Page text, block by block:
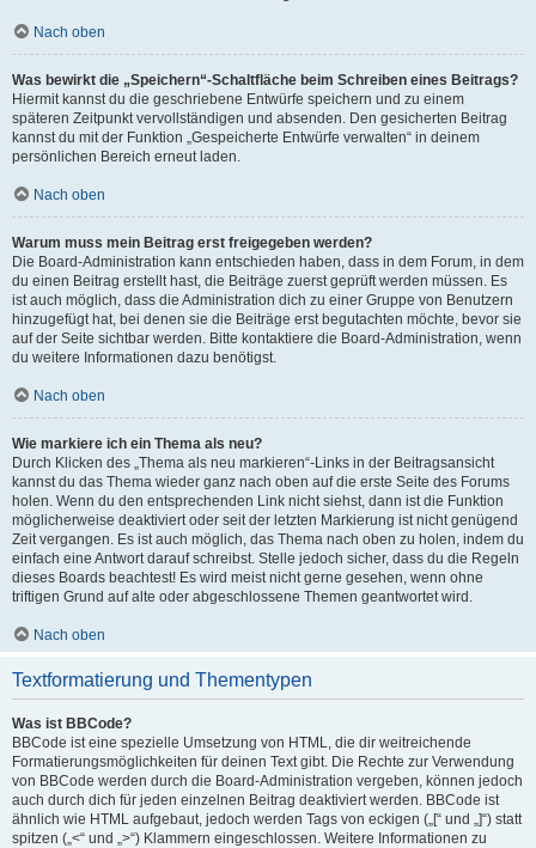
Nach oben
Was bewirkt die „Speichern“-Schaltfläche beim Schreiben eines Beitrags?
Hiermit kannst du die geschriebene Entwürfe speichern und zu einem
späteren Zeitpunkt vervollständigen und absenden. Den gesicherten Beitrag
kannst du mit der Funktion „Gespeicherte Entwürfe verwalten“ in deinem
persönlichen Bereich erneut laden.
Nach oben
Warum muss mein Beitrag erst freigegeben werden?
Die Board-Administration kann entschieden haben, dass in dem Forum, in dem
du einen Beitrag erstellt hast, die Beiträge zuerst geprüft werden müssen. Es
ist auch möglich, dass die Administration dich zu einer Gruppe von Benutzern
hinzugefügt hat, bei denen sie die Beiträge erst begutachten möchte, bevor sie
auf der Seite sichtbar werden. Bitte kontaktiere die Board-Administration, wenn
du weitere Informationen dazu benötigst.
Nach oben
Wie markiere ich ein Thema als neu?
Durch Klicken des „Thema als neu markieren“-Links in der Beitragsansicht
kannst du das Thema wieder ganz nach oben auf die erste Seite des Forums
holen. Wenn du den entsprechenden Link nicht siehst, dann ist die Funktion
möglicherweise deaktiviert oder seit der letzten Markierung ist nicht genügend
Zeit vergangen. Es ist auch möglich, das Thema nach oben zu holen, indem du
einfach eine Antwort darauf schreibst. Stelle jedoch sicher, dass du die Regeln
dieses Boards beachtest! Es wird meist nicht gerne gesehen, wenn ohne
triftigen Grund auf alte oder abgeschlossene Themen geantwortet wird.
Nach oben
Textformatierung und Thementypen
Was ist BBCode?
BBCode ist eine spezielle Umsetzung von HTML, die dir weitreichende
Formatierungsmöglichkeiten für deinen Text gibt. Die Rechte zur Verwendung
von BBCode werden durch die Board-Administration vergeben, können jedoch
auch durch dich für jeden einzelnen Beitrag deaktiviert werden. BBCode ist
ähnlich wie HTML aufgebaut, jedoch werden Tags von eckigen („[“ und „]“) statt
spitzen („<“ und „>“) Klammern eingeschlossen. Weitere Informationen zu